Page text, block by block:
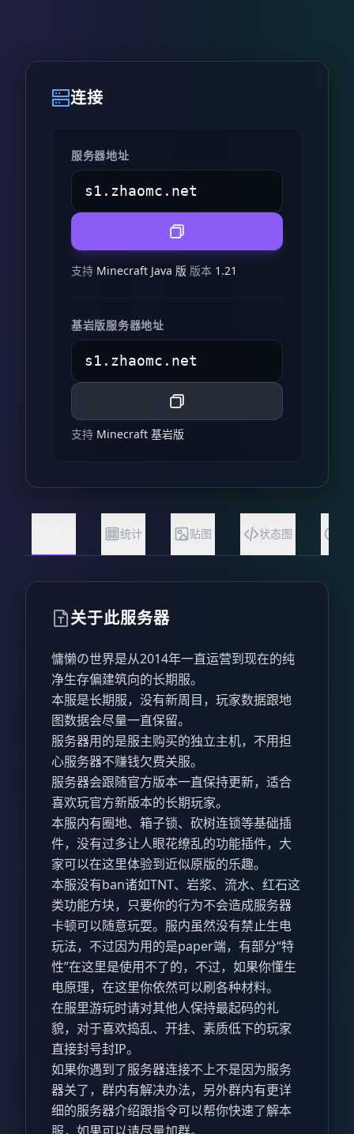
连接
服务器地址
支持 Minecraft Java 版 版本 1.21
基岩版服务器地址
支持 Minecraft 基岩版
统计 贴图 状态图
关于此服务器
慵懒の世界是从2014年一直运营到现在的纯
净生存偏建筑向的长期服。
本服是长期服，没有新周目，玩家数据跟地
图数据会尽量一直保留。
服务器用的是服主购买的独立主机，不用担
心服务器不赚钱欠费关服。
服务器会跟随官方版本一直保持更新，适合
喜欢玩官方新版本的长期玩家。
本服内有圈地、箱子锁、砍树连锁等基础插
件，没有过多让人眼花缭乱的功能插件，大
家可以在这里体验到近似原版的乐趣。
本服没有ban诸如TNT、岩浆、流水、红石这
类功能方块，只要你的行为不会造成服务器
卡顿可以随意玩耍。服内虽然没有禁止生电
玩法，不过因为用的是paper端，有部分“特
性”在这里是使用不了的，不过，如果你懂生
电原理，在这里你依然可以刷各种材料。
在服里游玩时请对其他人保持最起码的礼
貌，对于喜欢捣乱、开挂、素质低下的玩家
直接封号封IP。
如果你遇到了服务器连接不上不是因为服务
器关了，群内有解决办法，另外群内有更详
细的服务器介绍跟指令可以帮你快速了解本